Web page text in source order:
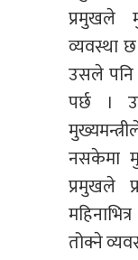
प्रमुखले
व्यवस्था
उसले पनि
पर्छ ।
नसकेमा
प्रमुखले
तोक्ने